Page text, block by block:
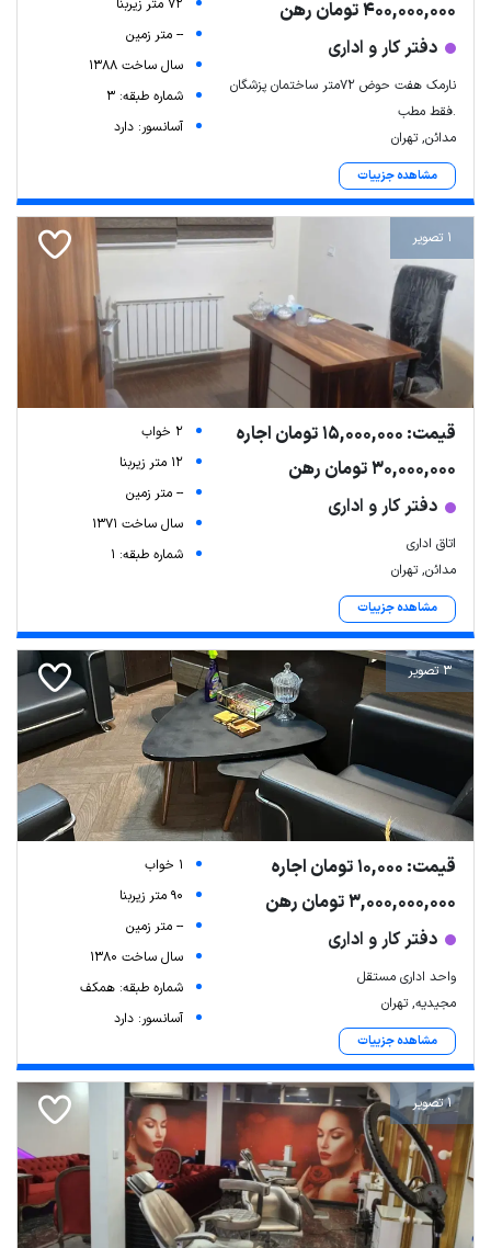
400,000,000 تومان رهن
دفتر کار و اداری
نارمک هفت حوض ۷۲متر ساختمان پزشگان
.فقط مطب
مدائن, تهران
مشاهده جزییات
-- متر زمین
سال ساخت 1388
شماره طبقه: 3
آسانسور: دارد
1 تصویر
قیمت: 15,000,000 تومان اجاره
30,000,000 تومان رهن
دفتر کار و اداری
اتاق اداری
مدائن, تهران
مشاهده جزییات
2 خواب
12 متر زیربنا
-- متر زمین
سال ساخت 1371
شماره طبقه: 1
3 تصویر
قیمت: 10,000 تومان اجاره
3,000,000,000 تومان رهن
دفتر کار و اداری
واحد اداری مستقل
مجیدیه, تهران
مشاهده جزییات
1 خواب
90 متر زیربنا
-- متر زمین
سال ساخت 1380
شماره طبقه: همکف
آسانسور: دارد
1 تصویر